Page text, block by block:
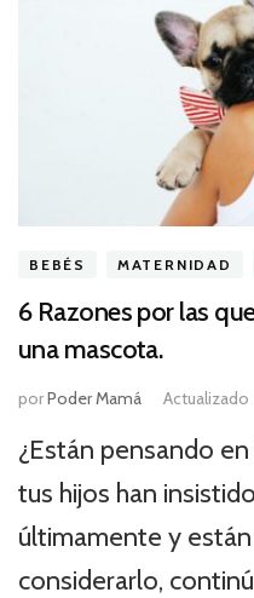
BEBÉS MATERNIDAD
6 Razones por las
una mascota.
porPoder Mamá Actualizado
¿Están pensando
tus hijos han
últimamente y
considerarlo,